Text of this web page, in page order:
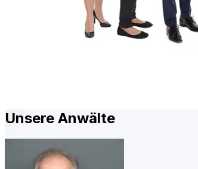
Unsere Anwälte